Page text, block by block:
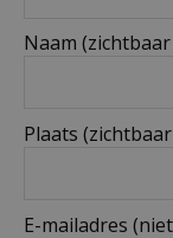
Naam
Plaats
E-mailadres